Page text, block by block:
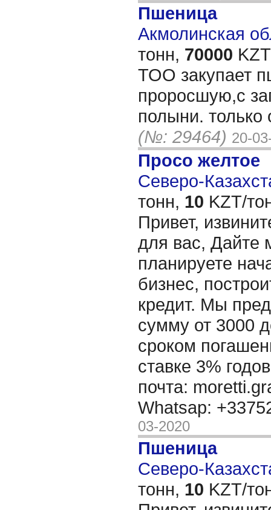
Пшеница
Акмолинская
тонн, 70000
ТОО закупает
проросшую,с
полыни. только
(№: 29464) 20-
Просо желтое
Северо-
тонн, 10 KZT/
Привет,
для вас, Дайте
планируете
бизнес,
кредит. Мы
сумму от 3000
сроком
ставке 3%
почта:
Whatsap:
03-2020
Пшеница
Северо-
тонн, 10 KZT/